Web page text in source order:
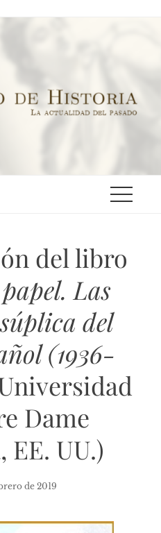
del libro
Las
del
(1936-
Dame
UU.)
de 2019